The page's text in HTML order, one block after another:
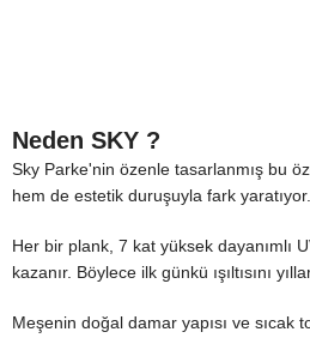
Neden SKY ?
Sky Parke'nin özenle tasarlanmış bu
hem de estetik duruşuyla fark yaratıyor.
Her bir plank, 7 kat yüksek dayanımlı
kazanır. Böylece ilk günkü ışıltısını
Meşenin doğal damar yapısı ve sıcak